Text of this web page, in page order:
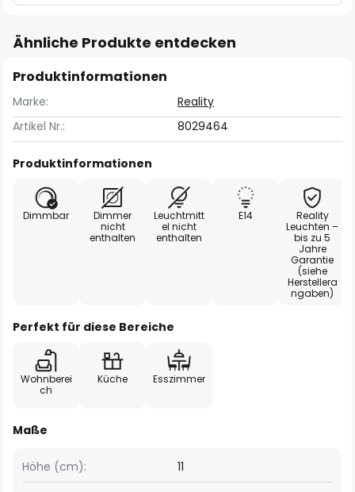
Ähnliche Produkte entdecken
Produktinformationen
Marke:
Reality
Artikel Nr.:
8029464
Produktinformationen
Dimmbar
Dimmer
nicht
enthalten
Leuchtmitt
el nicht
enthalten
E14
Reality
Leuchten –
bis zu 5
Jahre
Garantie
(siehe
Herstellera
ngaben)
Perfekt für diese Bereiche
Wohnberei
ch
Küche Esszimmer
Maße
Höhe (cm): 11